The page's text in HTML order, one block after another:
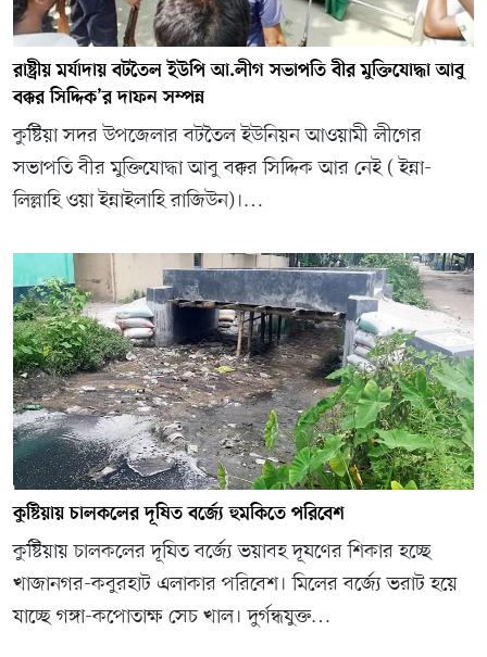
রাষ্ট্রীয় মর্যাদায় বটতৈল ইউপি আ.লীগ সভাপতি বীর মুক্তিযোদ্ধা আবু
বক্কর সিদ্দিক’র দাফন সম্পন্ন
কুষ্টিয়া সদর উপজেলার বটতৈল ইউনিয়ন আওয়ামী লীগের
সভাপতি বীর মুক্তিযোদ্ধা আবু বক্কর সিদ্দিক আর নেই ( ইন্না-
লিল্লাহি ওয়া ইন্নাইলাহি রাজিউন)।…
কুষ্টিয়ায় চালকলের দূষিত বর্জ্যে হুমকিতে পরিবেশ
কুষ্টিয়ায় চালকলের দূষিত বর্জ্যে ভয়াবহ দূষণের শিকার হচ্ছে
খাজানগর-কবুরহাট এলাকার পরিবেশ। মিলের বর্জ্যে ভরাট হয়ে
যাচ্ছে গঙ্গা-কপোতাক্ষ সেচ খাল। দুর্গন্ধযুক্ত…